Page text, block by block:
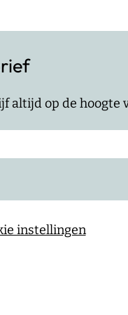
altijd op de hoogte
instellingen